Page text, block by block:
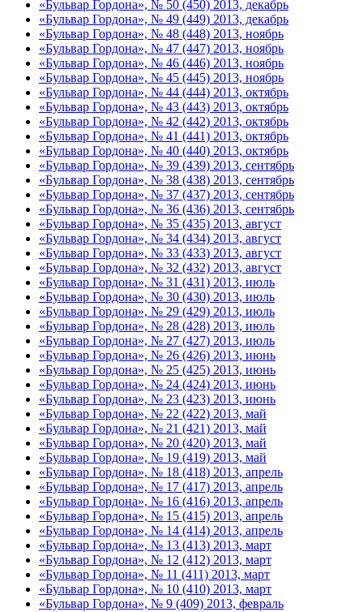
«Бульвар Гордона», № 50 (450) 2013, декабрь
«Бульвар Гордона», № 49 (449) 2013, декабрь
«Бульвар Гордона», № 48 (448) 2013, ноябрь
«Бульвар Гордона», № 47 (447) 2013, ноябрь
«Бульвар Гордона», № 46 (446) 2013, ноябрь
«Бульвар Гордона», № 45 (445) 2013, ноябрь
«Бульвар Гордона», № 44 (444) 2013, октябрь
«Бульвар Гордона», № 43 (443) 2013, октябрь
«Бульвар Гордона», № 42 (442) 2013, октябрь
«Бульвар Гордона», № 41 (441) 2013, октябрь
«Бульвар Гордона», № 40 (440) 2013, октябрь
«Бульвар Гордона», № 39 (439) 2013, сентябрь
«Бульвар Гордона», № 38 (438) 2013, сентябрь
«Бульвар Гордона», № 37 (437) 2013, сентябрь
«Бульвар Гордона», № 36 (436) 2013, сентябрь
«Бульвар Гордона», № 35 (435) 2013, август
«Бульвар Гордона», № 34 (434) 2013, август
«Бульвар Гордона», № 33 (433) 2013, август
«Бульвар Гордона», № 32 (432) 2013, август
«Бульвар Гордона», № 31 (431) 2013, июль
«Бульвар Гордона», № 30 (430) 2013, июль
«Бульвар Гордона», № 29 (429) 2013, июль
«Бульвар Гордона», № 28 (428) 2013, июль
«Бульвар Гордона», № 27 (427) 2013, июль
«Бульвар Гордона», № 26 (426) 2013, июнь
«Бульвар Гордона», № 25 (425) 2013, июнь
«Бульвар Гордона», № 24 (424) 2013, июнь
«Бульвар Гордона», № 23 (423) 2013, июнь
«Бульвар Гордона», № 22 (422) 2013, май
«Бульвар Гордона», № 21 (421) 2013, май
«Бульвар Гордона», № 20 (420) 2013, май
«Бульвар Гордона», № 19 (419) 2013, май
«Бульвар Гордона», № 18 (418) 2013, апрель
«Бульвар Гордона», № 17 (417) 2013, апрель
«Бульвар Гордона», № 16 (416) 2013, апрель
«Бульвар Гордона», № 15 (415) 2013, апрель
«Бульвар Гордона», № 14 (414) 2013, апрель
«Бульвар Гордона», № 13 (413) 2013, март
«Бульвар Гордона», № 12 (412) 2013, март
«Бульвар Гордона», № 11 (411) 2013, март
«Бульвар Гордона», № 10 (410) 2013, март
«Бульвар Гордона», № 9 (409) 2013, февраль